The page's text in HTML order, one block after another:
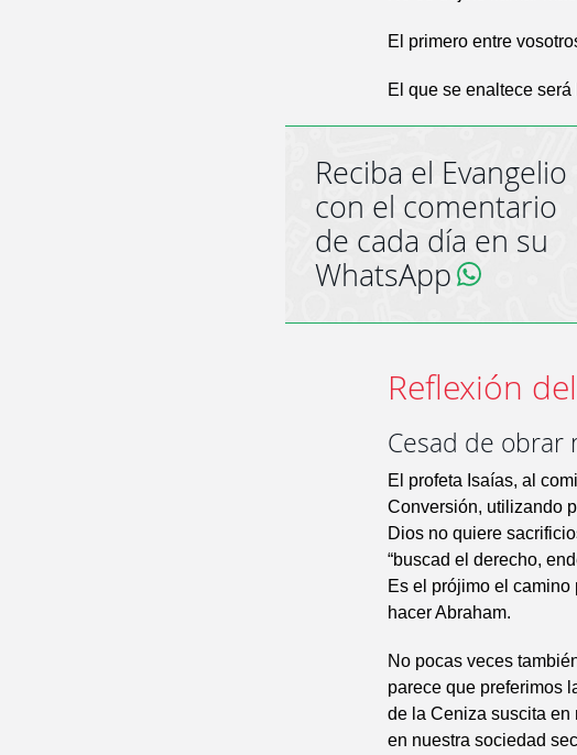
El primero entre
El que se enaltece
Reciba el Evangelio
con el comentario
de cada día en su
WhatsApp
Reflexión
Cesad de obrar
El profeta Isaías, al
Conversión, utilizando
Dios no quiere
“buscad el derecho,
Es el prójimo el camino
hacer Abraham.
No pocas veces
parece que preferimos
de la Ceniza suscita en
en nuestra sociedad